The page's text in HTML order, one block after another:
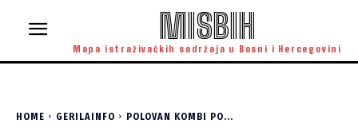
MISBIH
Mapa istraživačkih sadržaja u Bosni i Hercegovini
HOME GERILAINFO POLOVAN KOMBI PO...